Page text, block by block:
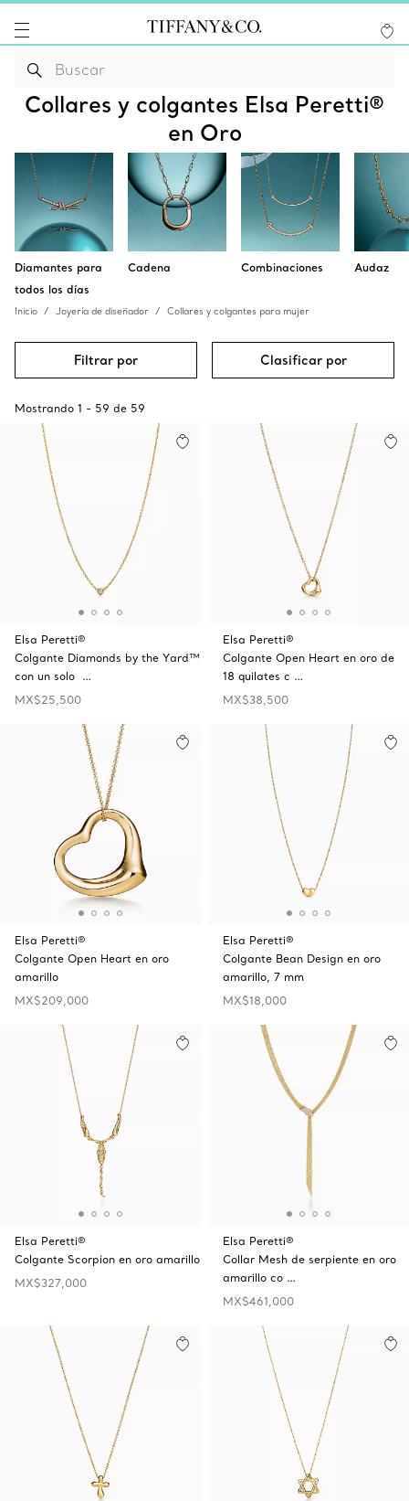
Collares y colgantes Elsa Peretti®
en Oro
Diamantes para
todos los días
Cadena Combinaciones Audaz
Inicio Joyería de diseñador Collares y colgantes para mujer
Filtrar por Clasificar por
Mostrando 1 - 59 de 59
Elsa Peretti®
Colgante Diamonds by the Yard™
con un solo …
MX$25,500
Elsa Peretti®
Colgante Open Heart en oro de
18 quilates c …
MX$38,500
Elsa Peretti®
Colgante Open Heart en oro
amarillo
MX$209,000
Elsa Peretti®
Colgante Bean Design en oro
amarillo, 7 mm
MX$18,000
Elsa Peretti®
Colgante Scorpion en oro amarillo
MX$327,000
Elsa Peretti®
Collar Mesh de serpiente en oro
amarillo co …
MX$461,000